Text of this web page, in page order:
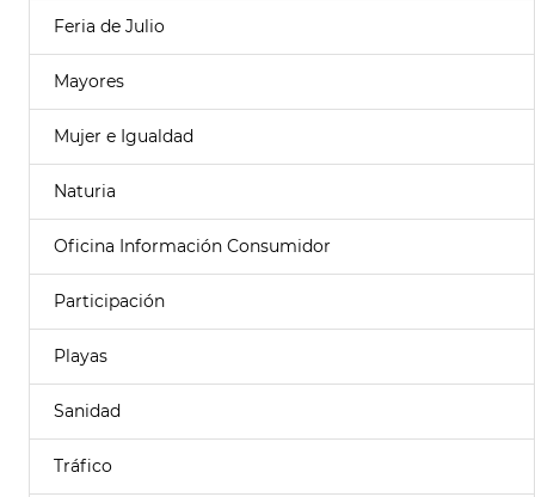
Feria de Julio
Mayores
Mujer e Igualdad
Naturia
Oficina Información Consumidor
Participación
Playas
Sanidad
Tráfico